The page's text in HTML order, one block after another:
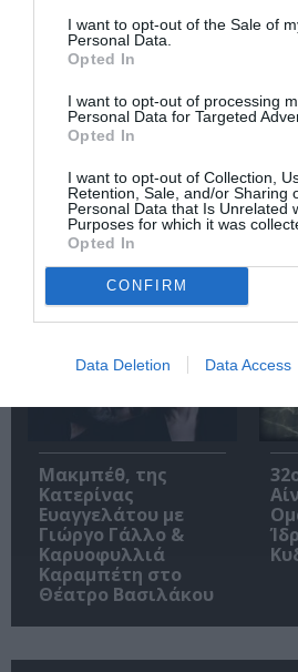
I want to opt-out of the Sale of
Personal Data.
Opted In
I want to opt-out of processing
Personal Data for Targeted
Opted In
I want to opt-out of Collection,
Retention, Sale, and/or Sharing
Personal Data that Is Unrelated
Purposes for which it was
Opted In
CONFIRM
Data Deletion Data Access
O «Οιδίποδας» του
Ρόμπερτ Άικ ξανά
στη Στέγη – Με τους
Νίκο Κουρή & Μαρία
Κεχαγιόγλου
Μακμπέθ, της
Κατερίνας
Ευαγγελάτου με
Γιώργο Γάλλο &
Καρυοφυλλιά
Καραμπέτη στο
Θέατρο Βασιλάκου